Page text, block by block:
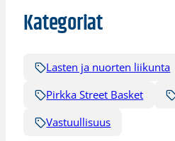
Kategoriat
Lasten ja nuorten liikunta
Pirkka Street Basket
Vastuullisuus